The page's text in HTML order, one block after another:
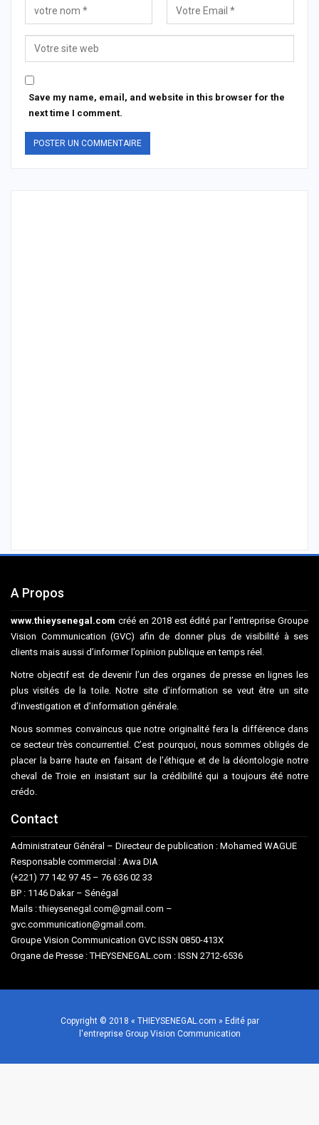
Save my name, email, and website in this browser for the
next time I comment.
A Propos
www.thieysenegal.com créé en 2018 est édité par l’entreprise Groupe
Vision Communication (GVC) afin de donner plus de visibilité à ses
clients mais aussi d’informer l’opinion publique en temps réel.
Notre objectif est de devenir l’un des organes de presse en lignes les
plus visités de la toile. Notre site d’information se veut être un site
d’investigation et d’information générale.
Nous sommes convaincus que notre originalité fera la différence dans
ce secteur très concurrentiel. C’est pourquoi, nous sommes obligés de
placer la barre haute en faisant de l’éthique et de la déontologie notre
cheval de Troie en insistant sur la crédibilité qui a toujours été notre
crédo.
Contact
Administrateur Général – Directeur de publication : Mohamed WAGUE
Responsable commercial : Awa DIA
(+221) 77 142 97 45 – 76 636 02 33
BP : 1146 Dakar – Sénégal
Mails : thieysenegal.com@gmail.com –
gvc.communication@gmail.com.
Groupe Vision Communication GVC ISSN 0850-413X
Organe de Presse : THEYSENEGAL.com : ISSN 2712-6536
Copyright © 2018 « THIEYSENEGAL.com » Edité par
l'entreprise Group Vision Communication